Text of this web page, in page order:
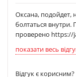
Оксана, подойдет,
болтаться внутри.
проверено https://
показати весь
Відгук є корисним?